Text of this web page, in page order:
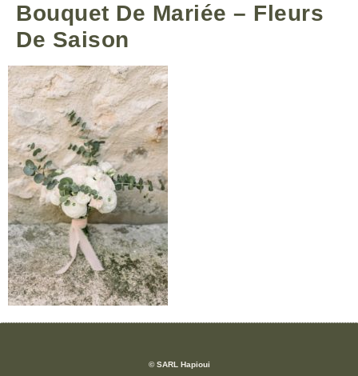
Bouquet De Mariée – Fleurs
De Saison
© SARL Hapioui